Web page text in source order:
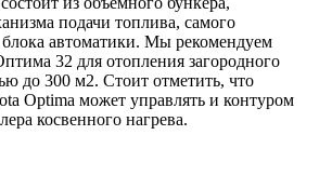
подачи топлива, самого
блока автоматики. Мы рекомендуем
32 для отопления загородного
до 300 м2. Стоит отметить, что
Optima может управлять и контуром
косвенного нагрева.